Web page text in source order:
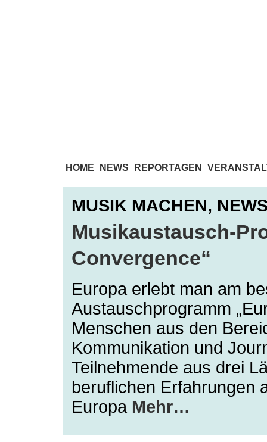
HOME NEWS REPORTAGEN
MUSIK MACHEN,
Musikaustausch-
Convergence“
Europa erlebt man am
Austauschprogramm
Menschen aus den
Kommunikation und
Teilnehmende aus drei
beruflichen Erfahrungen
Europa Mehr…